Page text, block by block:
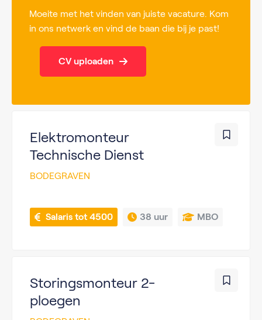
Moeite met het vinden van juiste vacature. Kom
in ons netwerk en vind de baan die bij je past!
CV uploaden
Elektromonteur
Technische Dienst
BODEGRAVEN
Salaris tot 4500 38 uur MBO
Storingsmonteur 2-
ploegen